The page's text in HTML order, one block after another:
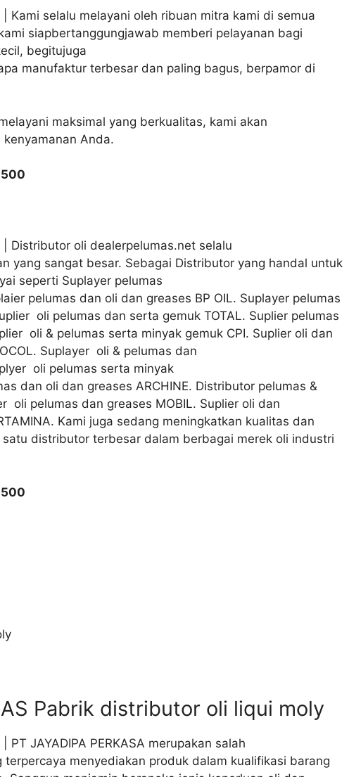
Kami selalu melayani oleh ribuan mitra kami di semua
siapbertanggungjawab memberi pelayanan bagi
begitujuga
manufaktur terbesar dan paling bagus, berpamor di
maksimal yang berkualitas, kami akan
Anda.
Distributor oli dealerpelumas.net selalu
yang sangat besar. Sebagai Distributor yang handal untuk
seperti Suplayer pelumas
pelumas dan oli dan greases BP OIL. Suplayer pelumas
oli pelumas dan serta gemuk TOTAL. Suplier pelumas
oli & pelumas serta minyak gemuk CPI. Suplier oli dan
Suplayer oli & pelumas dan
oli pelumas serta minyak
dan oli dan greases ARCHINE. Distributor pelumas &
oli pelumas dan greases MOBIL. Suplier oli dan
Kami juga sedang meningkatkan kualitas dan
distributor terbesar dalam berbagai merek oli industri
Pabrik distributor oli liqui moly
JAYADIPA PERKASA merupakan salah
terpercaya menyediakan produk dalam kualifikasi barang